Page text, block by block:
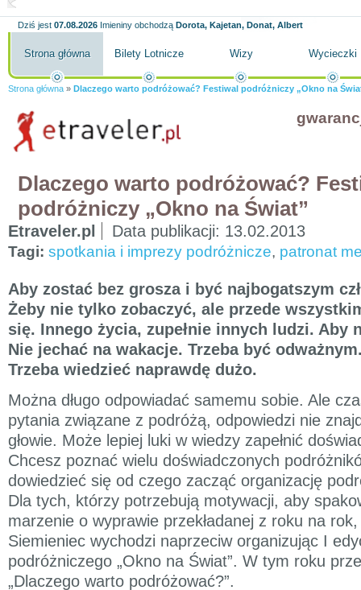
Dziś jest 07.08.2026 Imieniny obchodzą Dorota, Kajetan, Donat, Albert
Strona główna Bilety Lotnicze Wizy Wycieczki
Strona główna » Dlaczego warto podróżować? Festiwal podróżniczy „Okno na
Dlaczego warto podróżować?
podróżniczy „Okno na Świat”
Etraveler.pl Data publikacji: 13.02.2013
Tagi: spotkania i imprezy podróżnicze, patronat
Aby zostać bez grosza i być najbogatszym
Żeby nie tylko zobaczyć, ale przede
się. Innego życia, zupełnie innych ludzi. Aby
Nie jechać na wakacje. Trzeba być
Trzeba wiedzieć naprawdę dużo.
Można długo odpowiadać samemu sobie. Ale
pytania związane z podróżą, odpowiedzi nie
głowie. Może lepiej luki w wiedzy zapełnić
Chcesz poznać wielu doświadczonych
dowiedzieć się od czego zacząć organizację
Dla tych, którzy potrzebują motywacji, aby
marzenie o wyprawie przekładanej z roku na rok,
Siemieniec wychodzi naprzeciw organizując I
podróżniczego „Okno na Świat”. W tym roku
„Dlaczego warto podróżować?”.